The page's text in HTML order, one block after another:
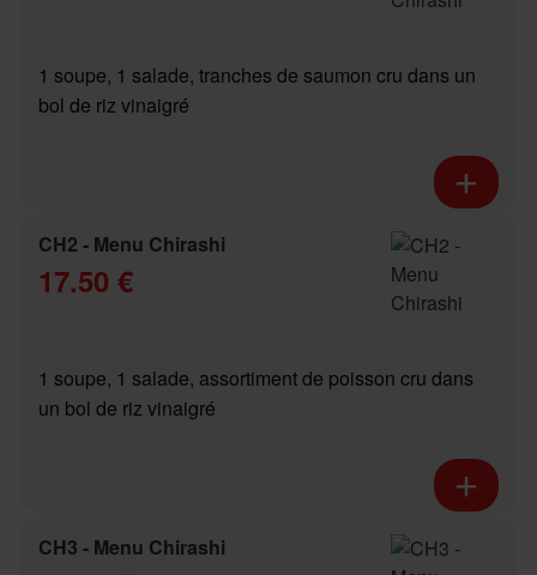
1 soupe, 1 salade, tranches de saumon cru dans un
bol de riz vinaigré
CH2 - Menu Chirashi
17.50 €
1 soupe, 1 salade, assortiment de poisson cru dans
un bol de riz vinaigré
CH3 - Menu Chirashi